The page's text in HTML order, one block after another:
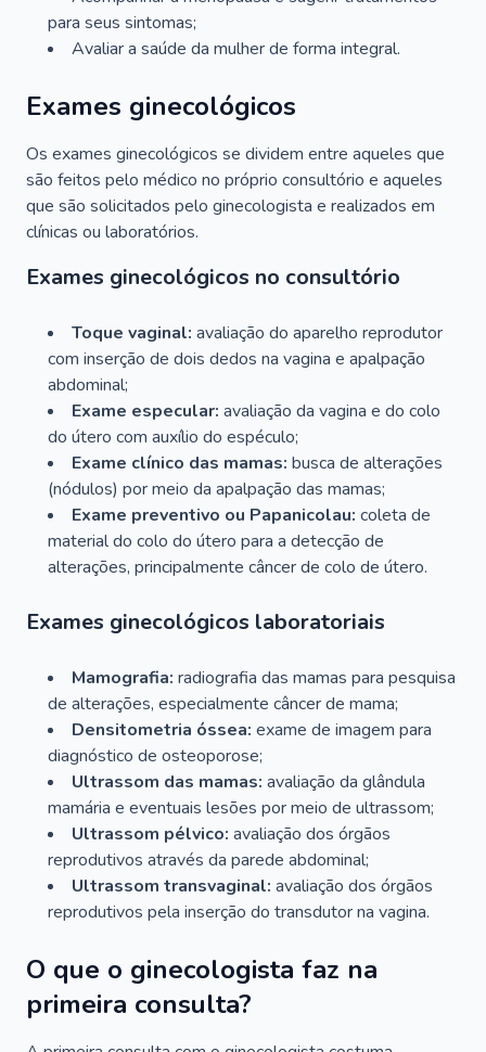
para seus sintomas;
Avaliar a saúde da mulher de forma integral.
Exames ginecológicos
Os exames ginecológicos se dividem entre aqueles que
são feitos pelo médico no próprio consultório e aqueles
que são solicitados pelo ginecologista e realizados em
clínicas ou laboratórios.
Exames ginecológicos no consultório
Toque vaginal: avaliação do aparelho reprodutor
com inserção de dois dedos na vagina e apalpação
abdominal;
Exame especular: avaliação da vagina e do colo
do útero com auxílio do espéculo;
Exame clínico das mamas: busca de alterações
(nódulos) por meio da apalpação das mamas;
Exame preventivo ou Papanicolau: coleta de
material do colo do útero para a detecção de
alterações, principalmente câncer de colo de útero.
Exames ginecológicos laboratoriais
Mamografia: radiografia das mamas para pesquisa
de alterações, especialmente câncer de mama;
Densitometria óssea: exame de imagem para
diagnóstico de osteoporose;
Ultrassom das mamas: avaliação da glândula
mamária e eventuais lesões por meio de ultrassom;
Ultrassom pélvico: avaliação dos órgãos
reprodutivos através da parede abdominal;
Ultrassom transvaginal: avaliação dos órgãos
reprodutivos pela inserção do transdutor na vagina.
O que o ginecologista faz na
primeira consulta?